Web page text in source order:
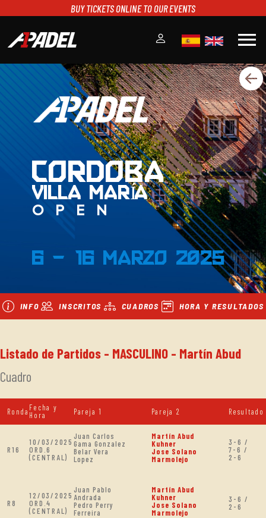
BUY TICKETS ONLINE TO OUR EVENTS
menu
A1PADEL
RANKING
CALENDARIO
TORNEOS
NOTICIAS
MULTIMEDIA
SCOREBOARD
STREAMING
CORDOBA
VILLA MARÍA
OPEN
6 - 16 Marzo 2025
INFO INSCRITOS CUADROS HORA Y RESULTADOS
Listado de Partidos - MASCULINO - Martín Abud
Cuadro
Ronda Fecha y
Hora
Pareja 1 Pareja 2 Resultado
R16
10/03/2025
ORD.6
(CENTRAL)
Juan Carlos
Gama Gonzalez
Belar Vera
Lopez
Martín Abud
Kuhner
Jose Solano
Marmolejo
3-6 /
7-6 /
2-6
R8
12/03/2025
ORD.4
(CENTRAL)
Juan Pablo
Andrada
Pedro Perry
Ferreira
Martín Abud
Kuhner
Jose Solano
Marmolejo
3-6 /
2-6